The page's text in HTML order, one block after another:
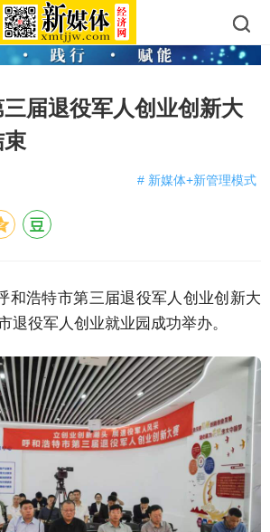
届退役军人创业创新大
束
# 新媒体+新管理模式
和浩特市第三届退役军人创业创新大
退役军人创业就业园成功举办。